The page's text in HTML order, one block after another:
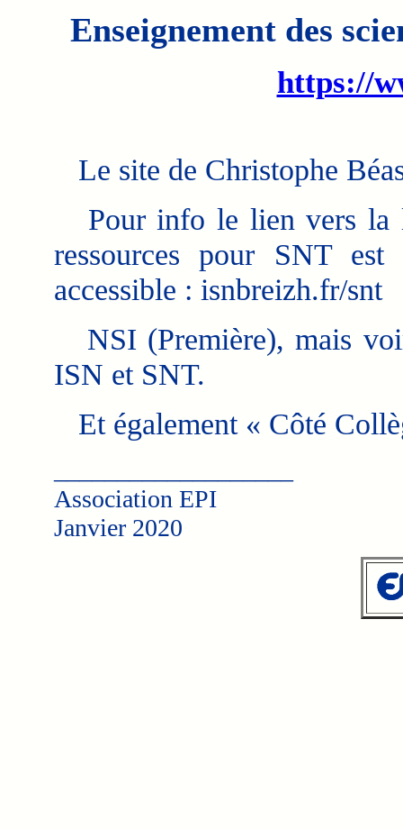
Enseignement des
https://
Le site de Christophe
Pour info le lien vers la
ressources pour SNT est
accessible : isnbreizh.fr/snt
NSI (Première), mais
ISN et SNT.
Et également « Côté
Association EPI
Janvier 2020